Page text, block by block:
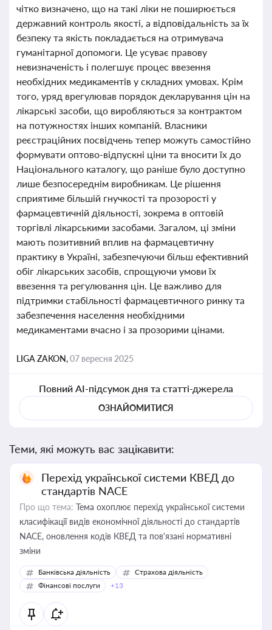
чітко визначено, що на такі ліки не поширюється
державний контроль якості, а відповідальність за їх
безпеку та якість покладається на отримувача
гуманітарної допомоги. Це усуває правову
невизначеність і полегшує процес ввезення
необхідних медикаментів у складних умовах. Крім
того, уряд врегулював порядок декларування цін на
лікарські засоби, що виробляються за контрактом
на потужностях інших компаній. Власники
реєстраційних посвідчень тепер можуть самостійно
формувати оптово-відпускні ціни та вносити їх до
Національного каталогу, що раніше було доступно
лише безпосереднім виробникам. Це рішення
сприятиме більшій гнучкості та прозорості у
фармацевтичній діяльності, зокрема в оптовій
торгівлі лікарськими засобами. Загалом, ці зміни
мають позитивний вплив на фармацевтичну
практику в Україні, забезпечуючи більш ефективний
обіг лікарських засобів, спрощуючи умови їх
ввезення та регулювання цін. Це важливо для
підтримки стабільності фармацевтичного ринку та
забезпечення населення необхідними
медикаментами вчасно і за прозорими цінами.
LIGA ZAKON,07 вересня 2025
Повний AI-підсумок дня та статті-джерела
ОЗНАЙОМИТИСЯ
Теми, які можуть вас зацікавити:
Перехід української системи КВЕД до
стандартів NACE
Про що тема: Тема охоплює перехід української системи
класифікації видів економічної діяльності до стандартів
NACE, оновлення кодів КВЕД та пов'язані нормативні
зміни
Банківська діяльність
Страхова діяльність
Фінансові послуги
+13